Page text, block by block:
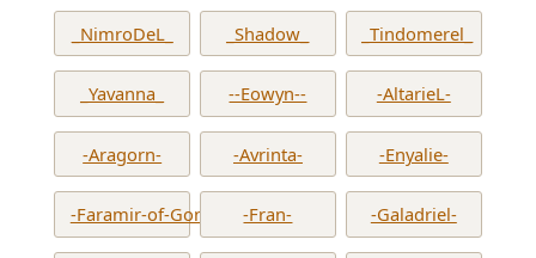
_NimroDeL_ _Shadow_ _Tindomerel_
_Yavanna_ --Eowyn-- -AltarieL-
-Aragorn- -Avrinta- -Enyalie-
-Faramir-of-Gondor- -Fran- -Galadriel-